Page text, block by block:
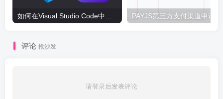
如何在Visual Studio Code中配置LM Studio写代码
评论 抢沙发
请登录后发表评论